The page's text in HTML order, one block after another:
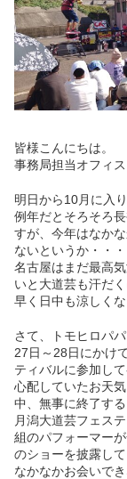
皆様こんにちは。
事務局担当オフィ
明日から10月に入り
例年だとそろそろ
すが、今年はなか
ないというか・・・
名古屋はまだ最高
いと大道芸も汗だく
早く日中も涼しく
さて、トモヒロパ
27日～28日にかけ
ティバルに参加して
心配していたお天
中、無事に終了す
月潟大道芸フェス
組のパフォーマー
のショーを披露して
なかなかお会いで